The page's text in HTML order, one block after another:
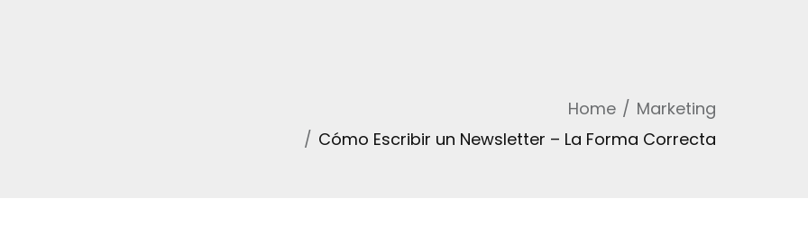
Home
Marketing
Cómo Escribir un Newsletter – La Forma Correcta